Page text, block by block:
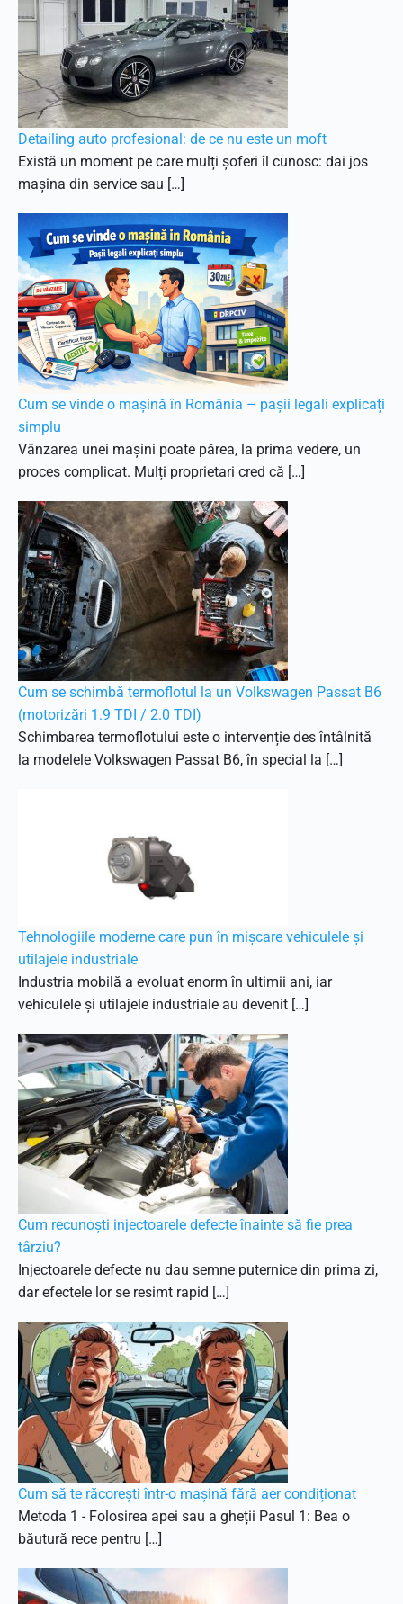
Detailing auto profesional: de ce nu este un moft
Există un moment pe care mulți șoferi îl cunosc: dai jos
mașina din service sau […]
Cum se vinde o mașină în România – pașii legali explicați
simplu
Vânzarea unei mașini poate părea, la prima vedere, un
proces complicat. Mulți proprietari cred că […]
Cum se schimbă termoflotul la un Volkswagen Passat B6
(motorizări 1.9 TDI / 2.0 TDI)
Schimbarea termoflotului este o intervenție des întâlnită
la modelele Volkswagen Passat B6, în special la […]
Tehnologiile moderne care pun în mișcare vehiculele și
utilajele industriale
Industria mobilă a evoluat enorm în ultimii ani, iar
vehiculele și utilajele industriale au devenit […]
Cum recunoști injectoarele defecte înainte să fie prea
târziu?
Injectoarele defecte nu dau semne puternice din prima zi,
dar efectele lor se resimt rapid […]
Cum să te răcorești într-o mașină fără aer condiționat
Metoda 1 - Folosirea apei sau a gheții Pasul 1: Bea o
băutură rece pentru […]